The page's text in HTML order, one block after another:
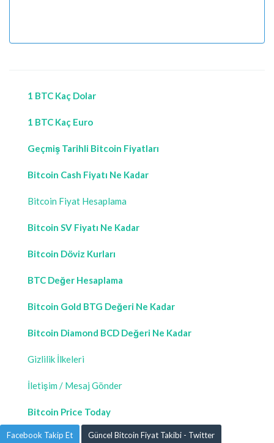
1 BTC Kaç Dolar
1 BTC Kaç Euro
Geçmiş Tarihli Bitcoin Fiyatları
Bitcoin Cash Fiyatı Ne Kadar
Bitcoin Fiyat Hesaplama
Bitcoin SV Fiyatı Ne Kadar
Bitcoin Döviz Kurları
BTC Değer Hesaplama
Bitcoin Gold BTG Değeri Ne Kadar
Bitcoin Diamond BCD Değeri Ne Kadar
Gizlilik İlkeleri
İletişim / Mesaj Gönder
Bitcoin Price Today
Facebook Takip Et Güncel Bitcoin Fiyat Takibi - Twitter